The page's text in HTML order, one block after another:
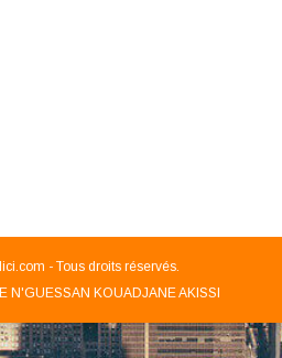
- Tous droits réservés.
N'GUESSAN KOUADJANE AKISSI